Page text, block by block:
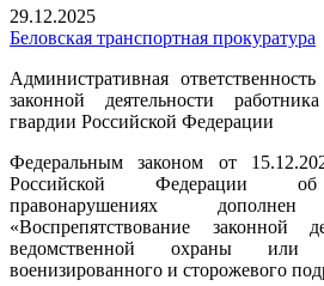
29.12.2025
Беловская транспортная прокуратура
Административная
законной деятельности
гвардии Российской Федерации
Федеральным законом от
Российской Федерации об
правонарушениях
«Воспрепятствование законной
ведомственной охраны или
военизированного и сторожевого